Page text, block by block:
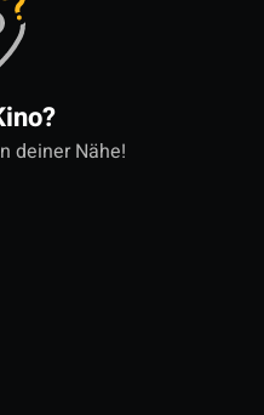
deiner Nähe!